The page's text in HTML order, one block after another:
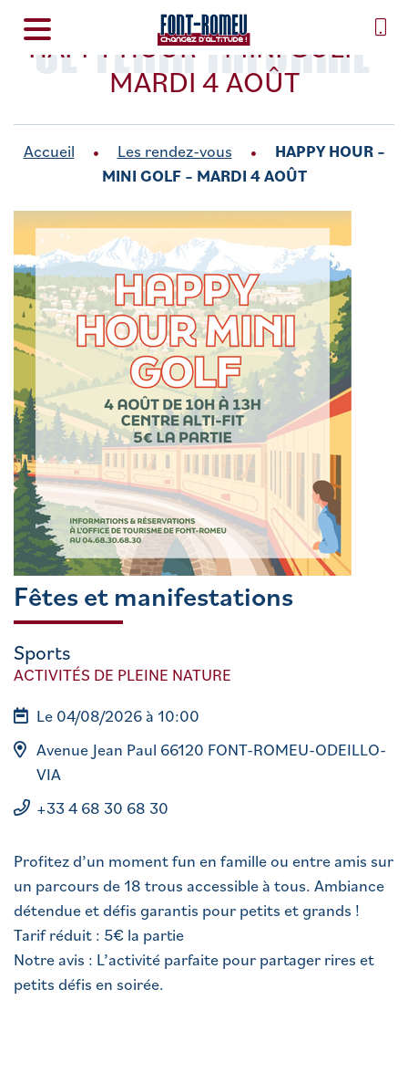
SE TENIR INFORMÉ
HAPPY HOUR – MINI GOLF –
MARDI 4 AOÛT
Accueil Les rendez-vous
HAPPY HOUR –
MINI GOLF – MARDI 4 AOÛT
Fêtes et manifestations
Sports
ACTIVITÉS DE PLEINE NATURE
Le 04/08/2026 à 10:00
Avenue Jean Paul 66120 FONT-ROMEU-ODEILLO-
VIA
+33 4 68 30 68 30
Profitez d’un moment fun en famille ou entre amis sur
un parcours de 18 trous accessible à tous. Ambiance
détendue et défis garantis pour petits et grands !
Tarif réduit : 5€ la partie
Notre avis : L’activité parfaite pour partager rires et
petits défis en soirée.